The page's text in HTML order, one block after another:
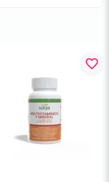
favorite_border